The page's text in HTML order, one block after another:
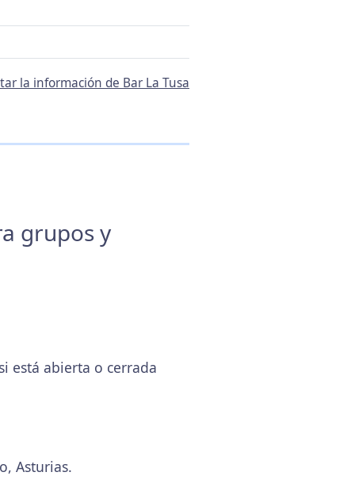
la información de Bar La Tusa
grupos y
está abierta o cerrada
Asturias.